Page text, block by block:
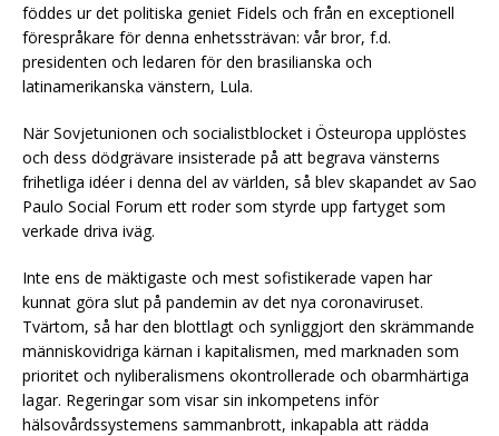
föddes ur det politiska geniet Fidels och från en exceptionell
förespråkare för denna enhetssträvan: vår bror, f.d.
presidenten och ledaren för den brasilianska och
latinamerikanska vänstern, Lula.
När Sovjetunionen och socialistblocket i Östeuropa upplöstes
och dess dödgrävare insisterade på att begrava vänsterns
frihetliga idéer i denna del av världen, så blev skapandet av Sao
Paulo Social Forum ett roder som styrde upp fartyget som
verkade driva iväg.
Inte ens de mäktigaste och mest sofistikerade vapen har
kunnat göra slut på pandemin av det nya coronaviruset.
Tvärtom, så har den blottlagt och synliggjort den skrämmande
människovidriga kärnan i kapitalismen, med marknaden som
prioritet och nyliberalismens okontrollerade och obarmhärtiga
lagar. Regeringar som visar sin inkompetens inför
hälsovårdssystemens sammanbrott, inkapabla att rädda